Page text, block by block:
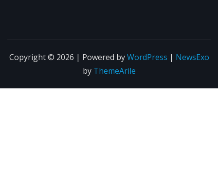
Copyright © 2026 | Powered byWordPress | NewsExo
by ThemeArile